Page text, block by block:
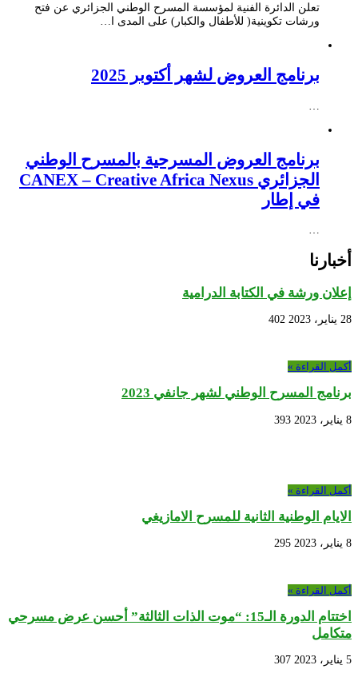
تعلن الدائرة الفنية لمؤسسة المسرح الوطني الجزائري عن فتح
ورشات تكوينية( للأطفال والكبار) على المدى ا…
برنامج العروض لشهر أكتوبر 2025
برنامج العروض المسرحية بالمسرح الوطني
الجزائري CANEX – Creative Africa Nexus
في إطار
…
أخبارنا
إعلان ورشة في الكتابة الدرامية
28 يناير، 2023 402
أكمل القراءة »
برنامج المسرح الوطني لشهر جانفي 2023
8 يناير، 2023 393
أكمل القراءة »
الايام الوطنية الثانية للمسرح الامازيغي
8 يناير، 2023 295
أكمل القراءة »
اختتام الدورة الـ15: “موت الذات الثالثة” أحسن عرض مسرحي
متكامل
5 يناير، 2023 307